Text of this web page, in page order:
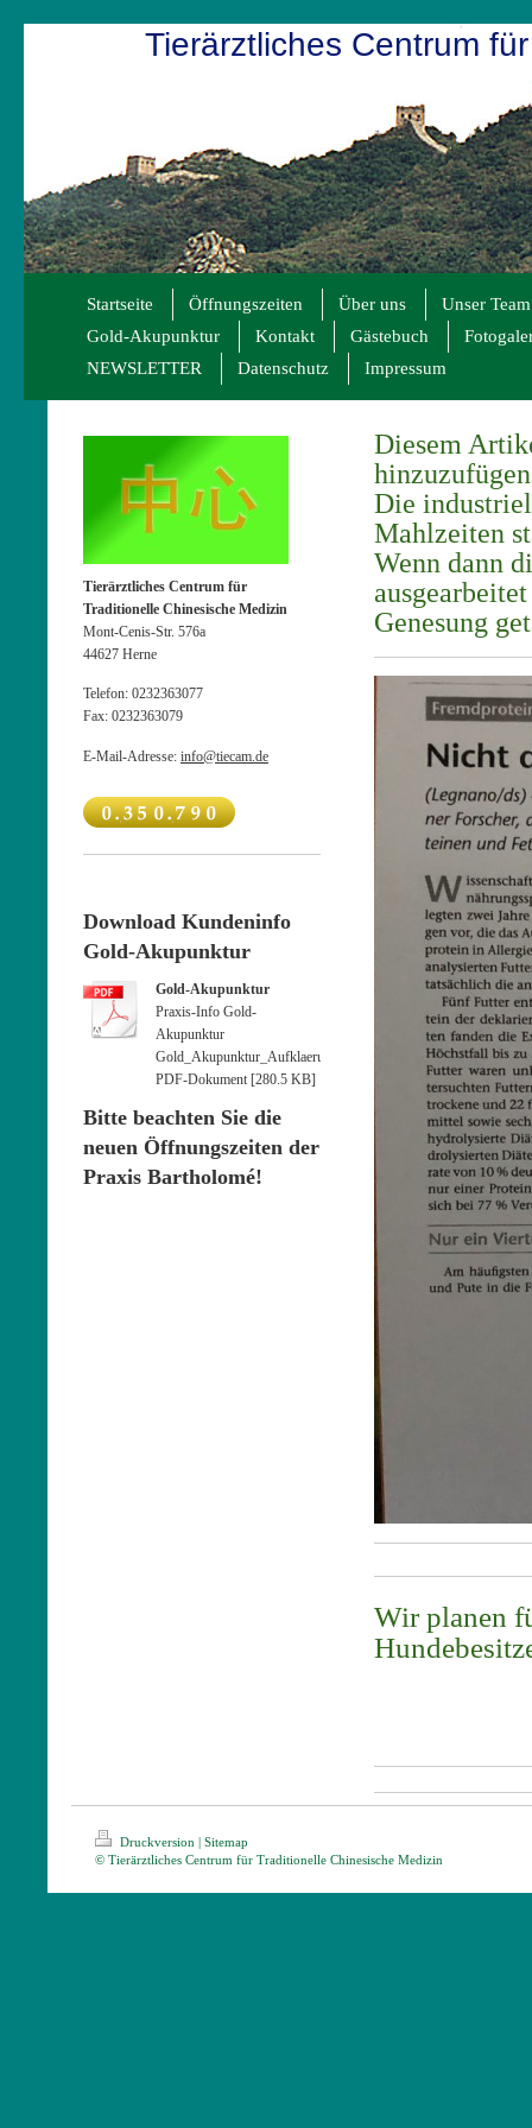
Tierärztliches Centrum
Startseite Öffnungszeiten Über uns
Unser Team
Gold-Akupunktur
Kontakt Gästebuch
NEWSLETTER
Datenschutz Impressum
Tierärztliches Centrum für
Traditionelle Chinesische Medizin
Mont-Cenis-Str. 576a
44627 Herne
Telefon: 0232363077
Fax: 0232363079
E-Mail-Adresse: info@tiecam.de
Download Kundeninfo
Gold-Akupunktur
Gold-Akupunktur
Praxis-Info Gold-
Akupunktur
Gold_Akupunktur_Aufklaerung_deutsch.pdf
PDF-Dokument [280.5 KB]
Bitte beachten Sie die
neuen Öffnungszeiten der
Praxis Bartholomé!
Diesem
Die
Mahlzeiten
Wenn dann
Genesung
Wir planen
Druckversion | Sitemap
© Tierärztliches Centrum für Traditionelle Chinesische Medizin